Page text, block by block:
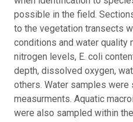
possible in the field.
to the vegetation transects
conditions and water quality
nitrogen levels, E. coli
depth, dissolved oxygen,
others. Water samples
measurments. Aquatic
were also sampled within